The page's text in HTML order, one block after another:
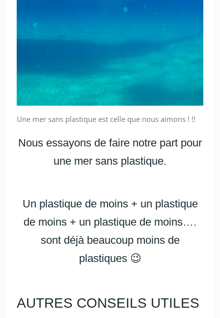
Une mer sans plastique est celle que nous aimons ! !!
Nous essayons de faire notre part pour
une mer sans plastique.
Un plastique de moins + un plastique
de moins + un plastique de moins….
sont déjà beaucoup moins de
plastiques 😉
AUTRES CONSEILS UTILES